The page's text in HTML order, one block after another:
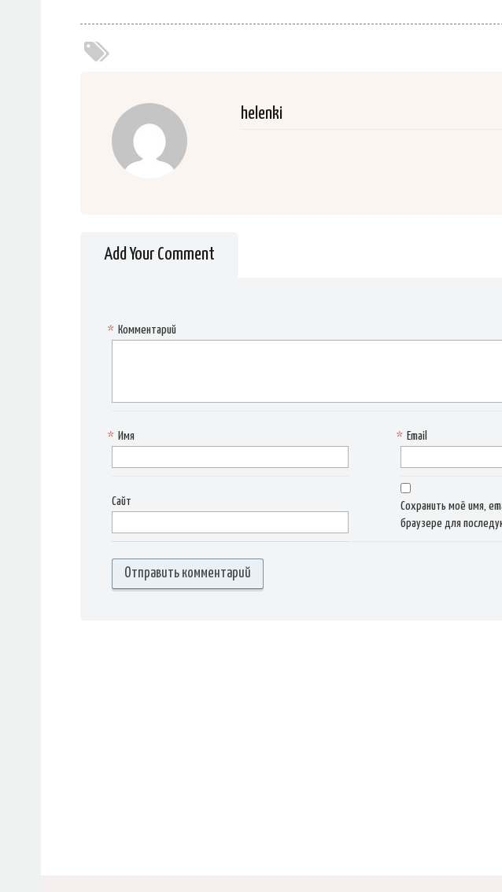
helenki
Add Your Comment
Комментарий
*
Имя
* Email
*
Сайт
Сохранить моё имя,
браузере для